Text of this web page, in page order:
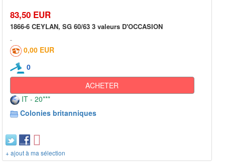
83,50 EUR
1866-6 CEYLAN, SG 60/63 3 valeurs D'OCCASION
0,00 EUR
0
ACHETER
IT - 20***
Colonies britanniques
+ ajout à ma sélection